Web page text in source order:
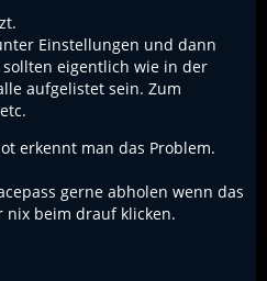
Einstellungen und dann
eigentlich wie in der
aufgelistet sein. Zum
erkennt man das Problem.
gerne abholen wenn das
nix beim drauf klicken.